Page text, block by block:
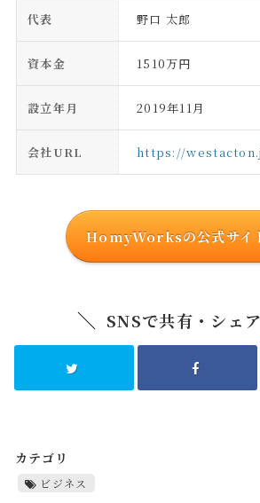
代表 野口 太郎
資本金 1510万円
設立年月 2019年11月
会社URL https://
HomyWorksの公式サイ
SNSで共有・シェ
カテゴリ
ビジネス